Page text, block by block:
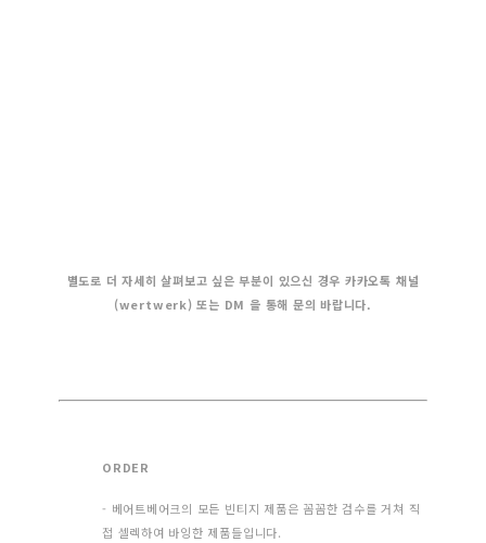
별도로 더 자세히 살펴보고 싶은 부분이 있으신 경우 카카오톡 채널
(wertwerk) 또는 DM 을 통해 문의 바랍니다.
ORDER
- 베어트베어크의 모든 빈티지 제품은 꼼꼼한 검수를 거쳐 직
접 셀렉하여 바잉한 제품들입니다.